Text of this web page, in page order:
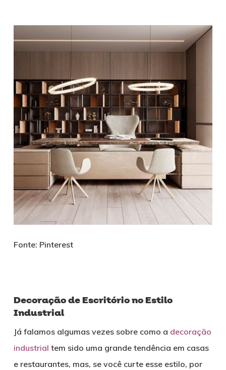
Fonte: Pinterest
Decoração de Escritório no Estilo
Industrial
Já falamos algumas vezes sobre como a decoração
industrial tem sido uma grande tendência em casas
e restaurantes, mas, se você curte esse estilo, por